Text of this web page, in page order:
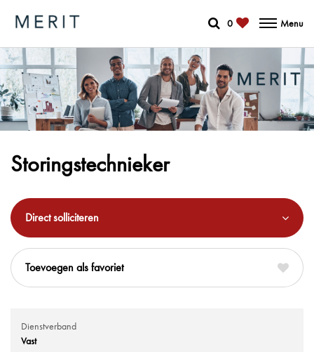
0 Menu
Storingstechnieker
Direct solliciteren
favoriet
Dienstverband
Vast